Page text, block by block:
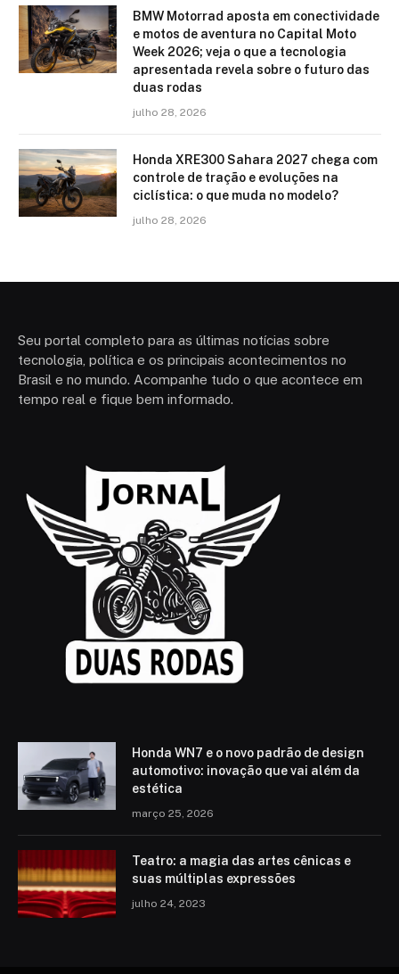
BMW Motorrad aposta em conectividade
e motos de aventura no Capital Moto
Week 2026; veja o que a tecnologia
apresentada revela sobre o futuro das
duas rodas
julho 28, 2026
Honda XRE300 Sahara 2027 chega com
controle de tração e evoluções na
ciclística: o que muda no modelo?
julho 28, 2026
Seu portal completo para as últimas notícias sobre
tecnologia, política e os principais acontecimentos no
Brasil e no mundo. Acompanhe tudo o que acontece em
tempo real e fique bem informado.
Honda WN7 e o novo padrão de design
automotivo: inovação que vai além da
estética
março 25, 2026
Teatro: a magia das artes cênicas e
suas múltiplas expressões
julho 24, 2023